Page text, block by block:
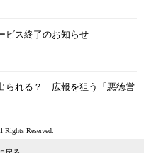
ビス終了のお知らせ
られる？ 広報を狙う「悪徳営
Reserved.